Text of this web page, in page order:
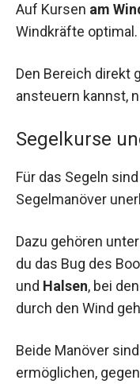
Auf Kursen am
Windkräfte optimal.
Den Bereich direkt
ansteuern kannst,
Segelkurse
Für das Segeln
Segelmanöver
Dazu gehören
du das Bug des
und Halsen, bei
durch den Wind
Beide Manöver sind
ermöglichen,